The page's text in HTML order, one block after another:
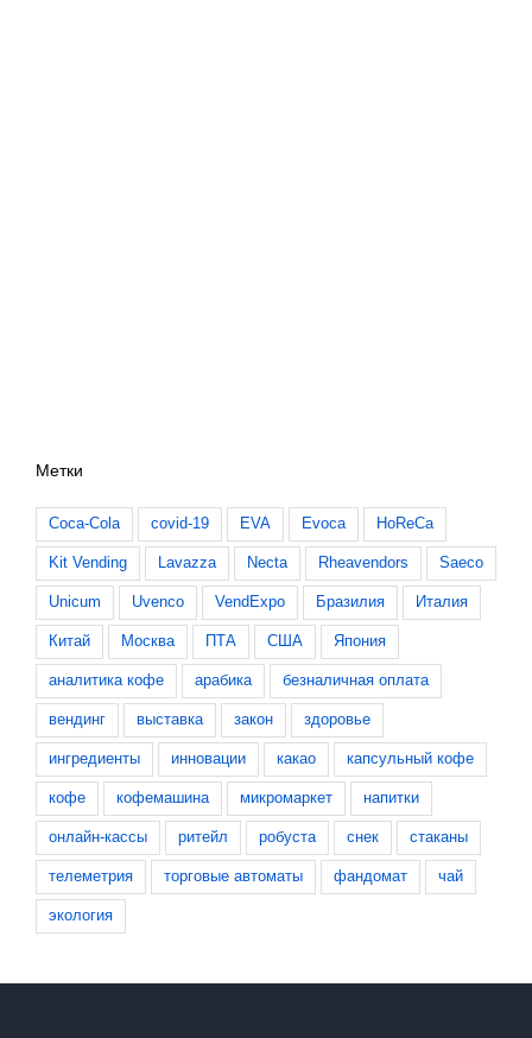
Метки
Coca-Cola covid-19 EVA Evoca HoReCa
Kit Vending Lavazza Necta Rheavendors Saeco
Unicum Uvenco VendExpo Бразилия Италия
Китай Москва ПТА США Япония
аналитика кофе арабика безналичная оплата
вендинг выставка закон здоровье
ингредиенты инновации какао капсульный кофе
кофе кофемашина микромаркет напитки
онлайн-кассы ритейл робуста снек стаканы
телеметрия торговые автоматы фандомат чай
экология